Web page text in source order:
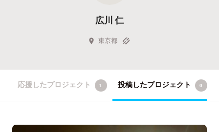
広川 仁
東京都
応援したプロジェクト 1 投稿したプロジェクト 0